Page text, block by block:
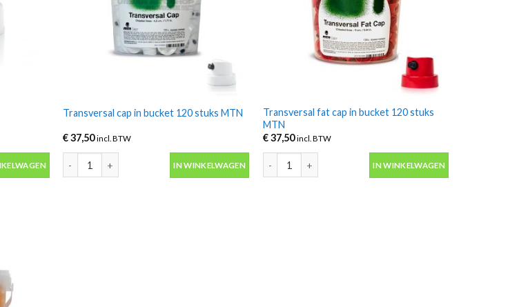
Transversal cap in bucket 120 stuks MTN
€37,50 incl. BTW
IN WINKELWAGEN
Transversal fat cap in bucket 120 stuks
MTN
€37,50 incl. BTW
IN WINKELWAGEN